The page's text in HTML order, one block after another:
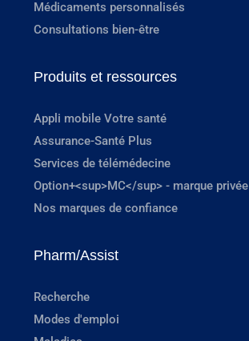
Médicaments personnalisés
Consultations bien-être
Produits et ressources
Appli mobile Votre santé
Assurance-Santé Plus
Services de télémédecine
Option+<sup>MC</sup> - marque privée
Nos marques de confiance
Pharm/Assist
Recherche
Modes d'emploi